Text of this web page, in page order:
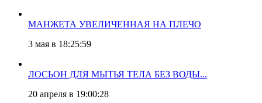
МАНЖЕТА УВЕЛИЧЕННАЯ НА ПЛЕЧО
3 мая в 18:25:59
ЛОСЬОН ДЛЯ МЫТЬЯ ТЕЛА БЕЗ ВОДЫ...
20 апреля в 19:00:28